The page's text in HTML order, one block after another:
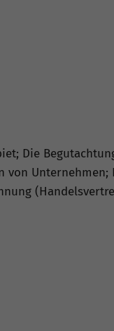
Die